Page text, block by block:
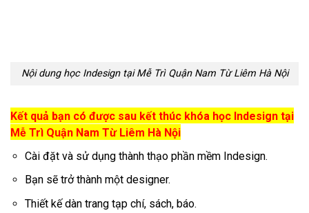
Nội dung học Indesign tại Mễ Trì Quận Nam Từ Liêm Hà Nội
Kết quả bạn có được sau kết thúc khóa học Indesign tại
Mễ Trì Quận Nam Từ Liêm Hà Nội
Cài đặt và sử dụng thành thạo phần mềm Indesign.
Bạn sẽ trở thành một designer.
Thiết kế dàn trang tạp chí, sách, báo.